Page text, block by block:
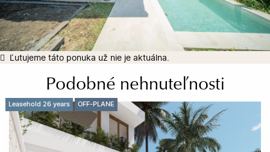
Ľutujeme táto ponuka už nie je aktuálna.
Podobné nehnuteľnosti
Leasehold 26 years OFF-PLANE